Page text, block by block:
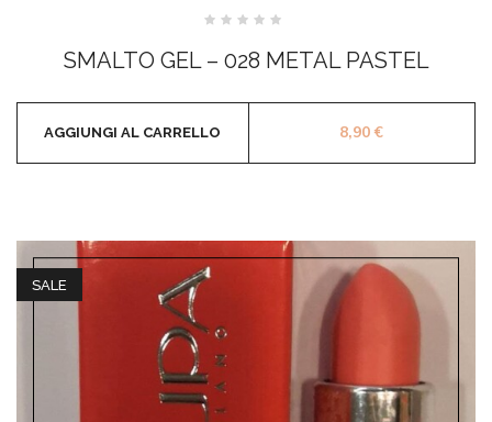
su
SMALTO GEL – 028 METAL PASTEL
8,90€
AGGIUNGI AL CARRELLO
SALE